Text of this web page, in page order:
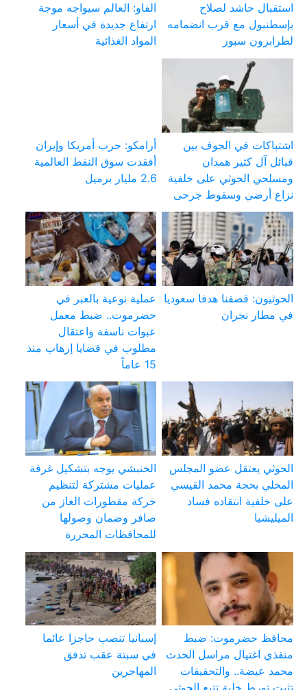
استقبال حاشد لصلاح
بإسطنبول مع قرب انضمامه
لطرابزون سبور
الفاو: العالم سيواجه موجة
ارتفاع جديدة في أسعار
المواد الغذائية
اشتباكات في الجوف بين
قبائل آل كثير همدان
ومسلحي الحوثي على خلفية
نزاع أرضي وسقوط جرحى
أرامكو: حرب أمريكا وإيران
أفقدت سوق النفط العالمية
2.6 مليار برميل
الحوثيون: قصفنا هدفا سعوديا
في مطار نجران
عملية نوعية بالعبر في
حضرموت.. ضبط معمل
عبوات ناسفة واعتقال
مطلوب في قضايا إرهاب منذ
15 عاماً
الحوثي يعتقل عضو المجلس
المحلي بحجة محمد القيسي
على خلفية انتقاده فساد
الميليشيا
الخنبشي يوجه بتشكيل غرفة
عمليات مشتركة لتنظيم
حركة مقطورات الغاز من
صافر وضمان وصولها
للمحافظات المحررة
محافظ حضرموت: ضبط
منفذي اغتيال مراسل الحدث
محمد عيضة.. والتحقيقات
إسبانيا تنصب حاجزا عائما
في سبتة عقب تدفق
المهاجرين